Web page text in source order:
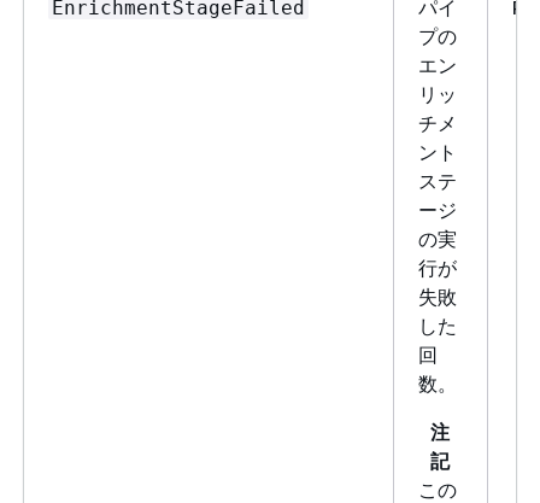
EnrichmentStageFailed
パイ
プの
エン
リッ
チメ
ント
ステ
ージ
の実
行が
失敗
した
回
数。
注
記
この